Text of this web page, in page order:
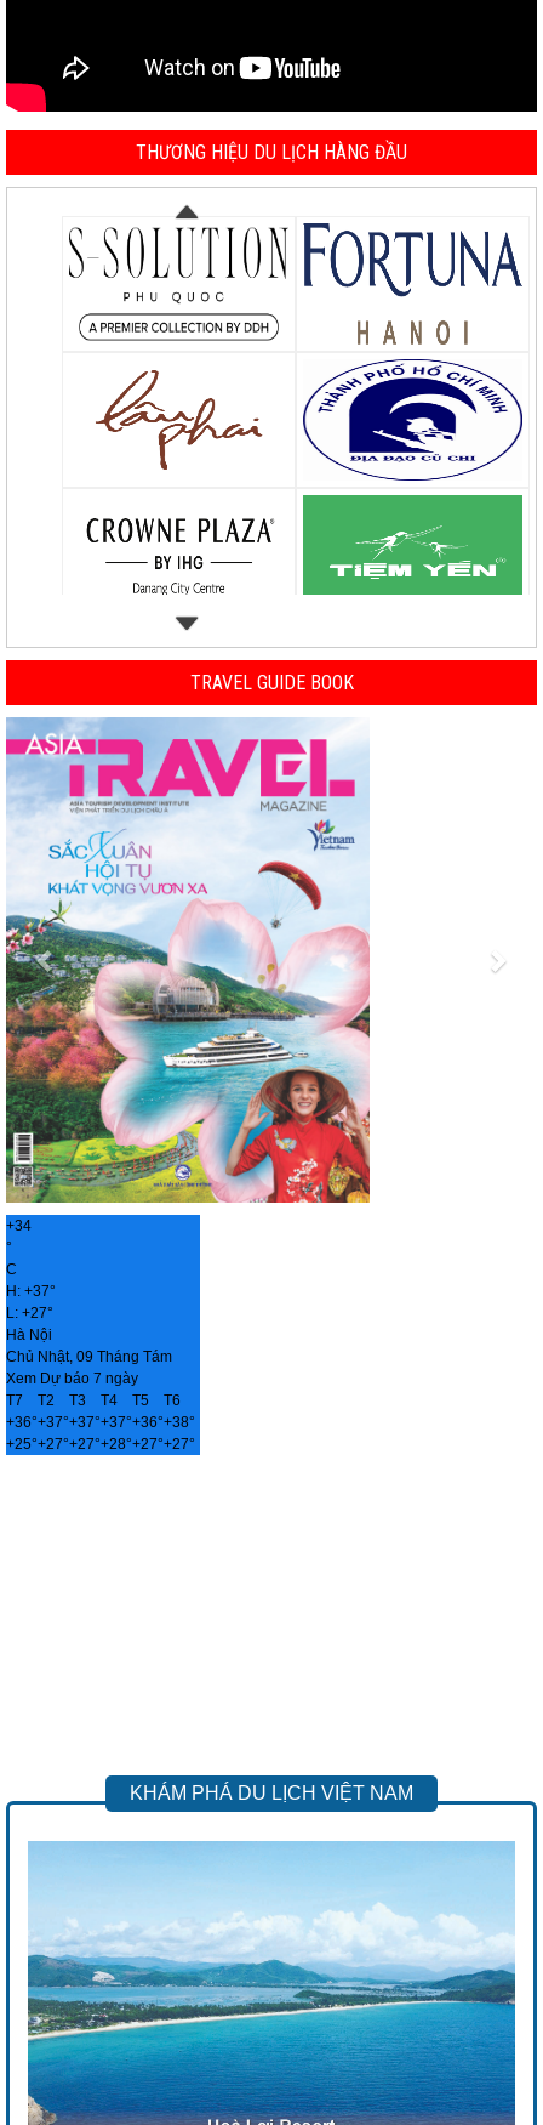
THƯƠNG HIỆU DU LỊCH HÀNG ĐẦU
TRAVEL GUIDE BOOK
Previous
+34
°
C
H: +37°
L: +27°
Hà Nội
Chủ Nhật, 09 Tháng Tám
Xem Dự báo 7 ngày
T7
T2 T3 T4 T5
T6
+36°+37°+37°+37°+36°+38°
+25°+27°+27°+28°+27°+27°
KHÁM PHÁ DU LỊCH VIỆT NAM